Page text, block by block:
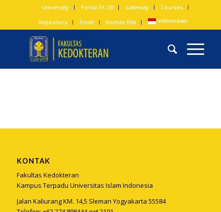
University Portal FK UII Gateway
Courses
Repository
Email Komite Etik Indonesian
KONTAK
Fakultas Kedokteran
Kampus Terpadu Universitas Islam Indonesia
Jalan Kaliurang KM. 14,5 Sleman Yogyakarta 55584